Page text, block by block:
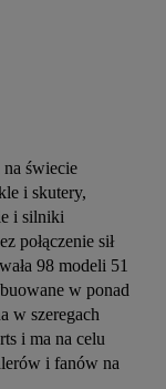
świecie
i skutery,
i silniki
połączenie sił
98 modeli 51
w ponad
w szeregach
i ma na celu
i fanów na